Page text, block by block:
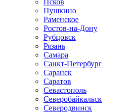
Пушкино
Раменское
Ростов-на-Дону
Рубцовск
Рязань
Самара
Санкт-Петербург
Саранск
Саратов
Севастополь
Северобайкальск
Северодвинск